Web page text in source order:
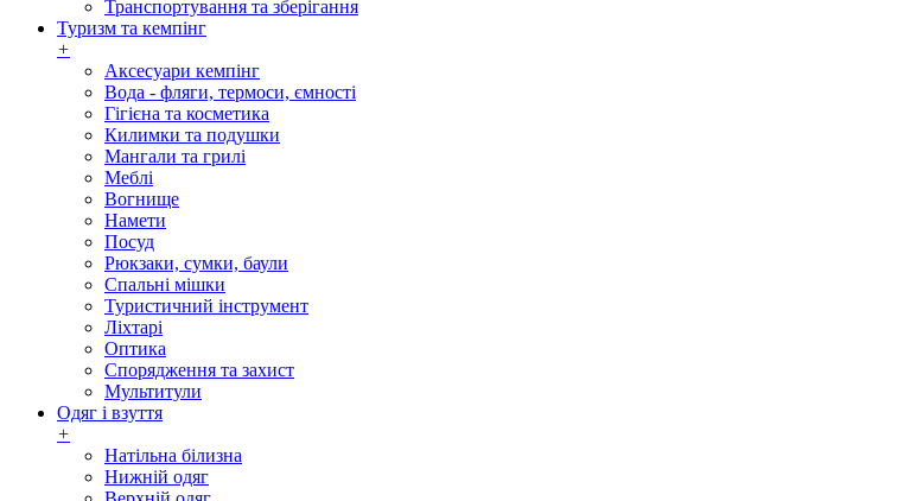
Транспортування та зберігання
Туризм та кемпінг
+
Аксесуари кемпінг
Вода - фляги, термоси, ємності
Гігієна та косметика
Килимки та подушки
Мангали та грилі
Меблі
Вогнище
Намети
Посуд
Рюкзаки, сумки, баули
Спальні мішки
Туристичний інструмент
Ліхтарі
Оптика
Спорядження та захист
Мультитули
Одяг і взуття
+
Натільна білизна
Нижній одяг